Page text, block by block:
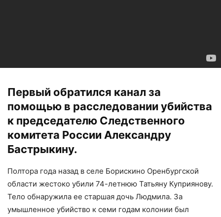
Первый обратился канал за
помощью в расследовании убийства
к председателю Следственного
комитета России Александру
Бастрыкину.
Полтора года назад в селе Борискино Оренбургской
области жестоко убили 74-летнюю Татьяну Куприянову.
Тело обнаружила ее старшая дочь Людмила. За
умышленное убийство к семи годам колонии был